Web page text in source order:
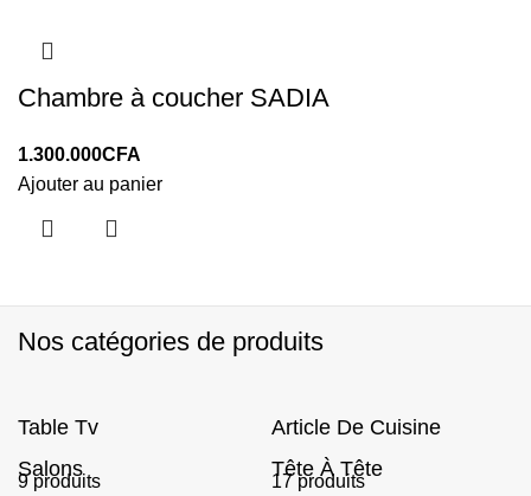
Chambre à coucher SADIA
1.300.000CFA
Ajouter au panier
Nos catégories de produits
Table Tv
9 produits
Article De Cuisine
17 produits
Salons Tête À Tête